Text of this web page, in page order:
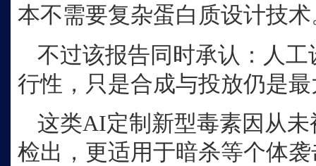
本不需要复杂蛋白质设计技术
不过该报告同时承认：人
行性，只是合成与投放仍是
这类AI定制新型毒素因从
检出，更适用于暗杀等个体